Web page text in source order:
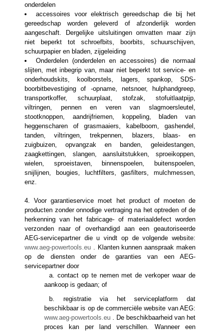
onderdelen
accessoires voor elektrisch gereedschap die bij het
gereedschap worden geleverd of afzonderlijk worden
aangeschaft. Dergelijke uitsluitingen omvatten maar zijn
niet beperkt tot schroefbits, boorbits, schuurschijven,
schuurpapier en bladen, zijgeleiding
Onderdelen (onderdelen en accessoires) die normaal
slijten, met inbegrip van, maar niet beperkt tot service- en
onderhoudskits, koolborstels, lagers, spankop, SDS-
boorbitbevestiging of -opname, netsnoer, hulphandgreep,
transportkoffer, schuurplaat, stofzak, stofuitlaatpijp,
viltringen, pennen en veren van slagmoersleutel,
stootknoppen, aandrijfriemen, koppeling, bladen van
heggenscharen of grasmaaiers, kabelboom, gashendel,
tanden, viltringen, trekpennen, blazers, blaas- en
zuigbuizen, opvangzak en banden, geleidestangen,
zaagkettingen, slangen, aansluitstukken, sproeikoppen,
wielen, sproeistaven, binnenspoelen, buitenspoelen,
snijlijnen, bougies, luchtfilters, gasfilters, mulchmessen,
enz.
4. Voor garantieservice moet het product of moeten de
producten zonder onnodige vertraging na het optreden of de
herkenning van het fabricage- of materiaaldefect worden
verzonden naar of overhandigd aan een geautoriseerde
AEG-servicepartner die u vindt op de volgende website:
www.aeg-powertools.eu . Klanten kunnen aanspraak maken
op de diensten onder de garanties van een AEG-
servicepartner door
a. contact op te nemen met de verkoper waar de
aankoop is gedaan; of
b. registratie via het serviceplatform dat
beschikbaar is op de commerciële website van AEG:
www.aeg-powertools.eu . De beschikbaarheid van het
proces kan per land verschillen. Wanneer een